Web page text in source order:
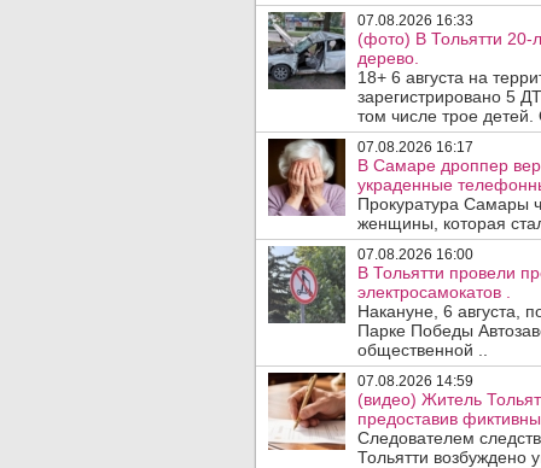
07.08.2026 16:33
(фото) В Тольятти 20-
дерево.
18+ 6 августа на
зарегистрировано 5
том числе трое
07.08.2026 16:17
В Самаре дроппер
украденные
Прокуратура Самары
женщины, которая
07.08.2026 16:00
В Тольятти провели
электросамокатов .
Накануне, 6 августа,
Парке Победы
общественной ..
07.08.2026 14:59
(видео) Житель
предоставив
Следователем
Тольятти возбуждено